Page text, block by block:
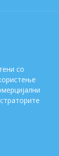
со